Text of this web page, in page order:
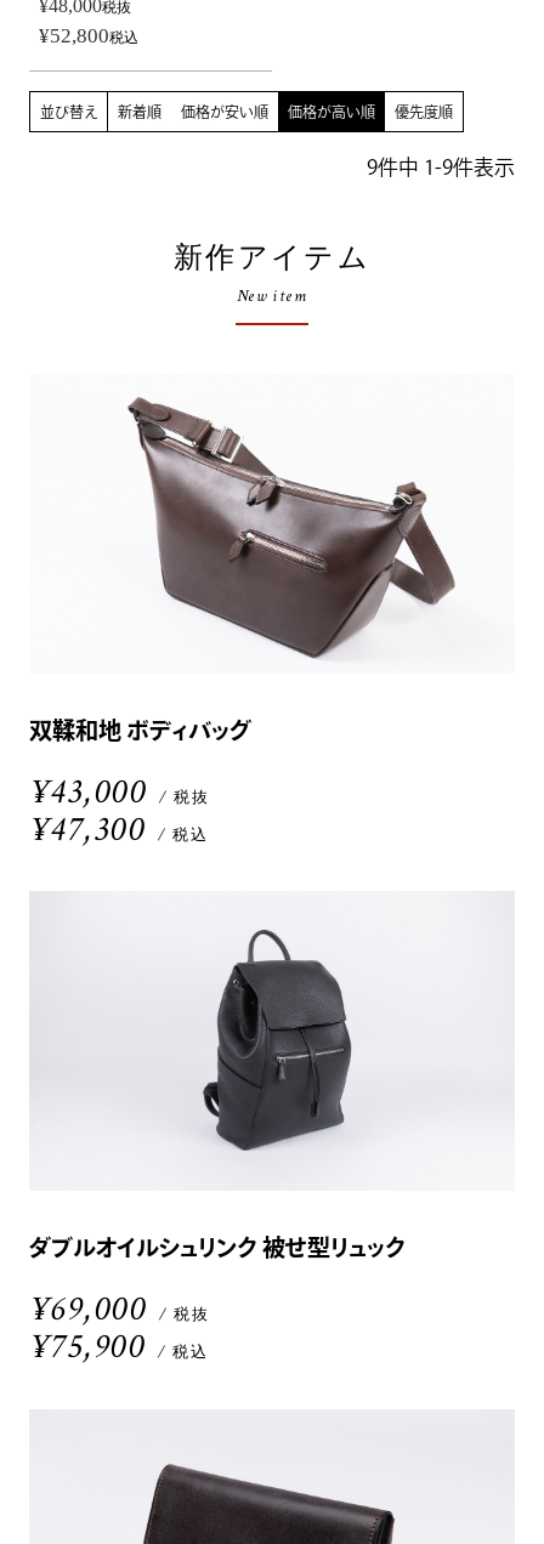
¥48,000税抜
¥52,800税込
並び替え 新着順 価格が安い順 価格が高い順 優先度順
9件中 1-9件表示
新作アイテム
New item
双鞣和地 ボディバッグ
¥43,000 / 税抜
¥47,300 / 税込
ダブルオイルシュリンク 被せ型リュック
¥69,000 / 税抜
¥75,900 / 税込